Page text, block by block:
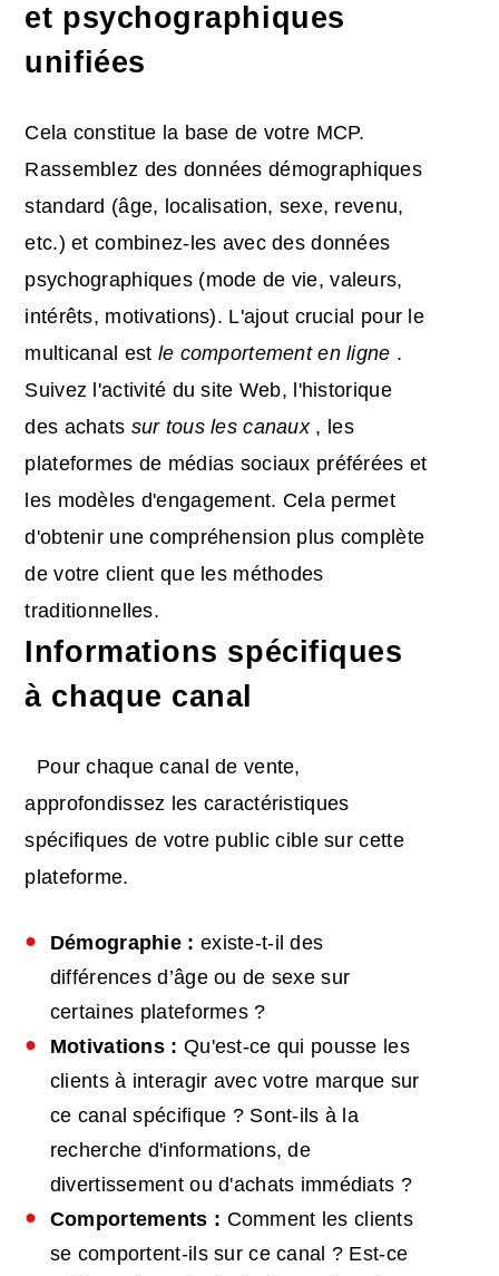
et psychographiques
unifiées
Cela constitue la base de votre MCP.
Rassemblez des données démographiques
standard (âge, localisation, sexe, revenu,
etc.) et combinez-les avec des données
psychographiques (mode de vie, valeurs,
intérêts, motivations). L'ajout crucial pour le
multicanal est le comportement en ligne .
Suivez l'activité du site Web, l'historique
des achats sur tous les canaux, les
plateformes de médias sociaux préférées et
les modèles d'engagement. Cela permet
d'obtenir une compréhension plus complète
de votre client que les méthodes
traditionnelles.
Informations spécifiques
à chaque canal
Pour chaque canal de vente,
approfondissez les caractéristiques
spécifiques de votre public cible sur cette
plateforme.
Démographie : existe-t-il des
différences d’âge ou de sexe sur
certaines plateformes ?
Motivations : Qu'est-ce qui pousse les
clients à interagir avec votre marque sur
ce canal spécifique ? Sont-ils à la
recherche d'informations, de
divertissement ou d'achats immédiats ?
Comportements : Comment les clients
se comportent-ils sur ce canal ? Est-ce